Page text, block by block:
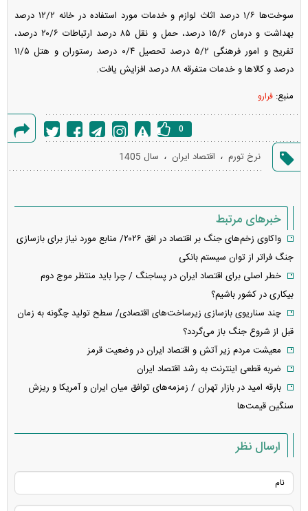
سوخت‌ها ۱/۶ درصد اثاث لوازم و خدمات مورد استفاده در خانه ۱۲/۲ درصد
بهداشت و درمان ۱۵/۶ درصد، حمل و نقل ۸۵ درصد ارتباطات ۲۰/۶ درصد،
تفریح و امور فرهنگی ۵/۲ درصد تحصیل ۰/۴ درصد رستوران و هتل ۱۱/۵
درصد و کالا‌ها و خدمات متفرقه ۸۸ درصد افزایش یافت.
منبع: فرارو
گزارش
خطا
0
نرخ تورم ، اقتصاد ایران ، سال 1405
خبرهای مرتبط
واکاوی زخم‌های جنگ بر اقتصاد در افق ۲۰۲۶/ منابع مورد نیاز برای بازسازی
جنگ فراتر از توان سیستم بانکی
خطر اصلی برای اقتصاد ایران در پساجنگ / چرا باید منتظر موج دوم
بیکاری در کشور باشیم؟
چند سناریوی بازسازی زیرساخت‌های اقتصادی/ سطح تولید چگونه به زمان
قبل‌ از شروع جنگ باز می‌گردد؟
معیشت مردم زیر آتش و اقتصاد ایران در وضعیت قرمز
ضربه قطعی اینترنت به رشد اقتصاد ایران
بارقه امید در بازار تهران / زمزمه‌های توافق میان ایران و آمریکا و ریزش
سنگین قیمت‌ها
ارسال نظر